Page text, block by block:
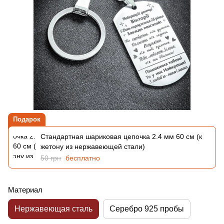
Подарок
Стандартная шариковая цепочка 2.4 мм 60 см (к
жетону из нержавеющей стали)
50 грн бесплатно
Материал
Нержавеющая сталь Серебро 925 пробы